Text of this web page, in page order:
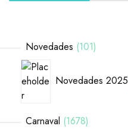
Novedades 101
Novedades 2025
Carnaval 1678